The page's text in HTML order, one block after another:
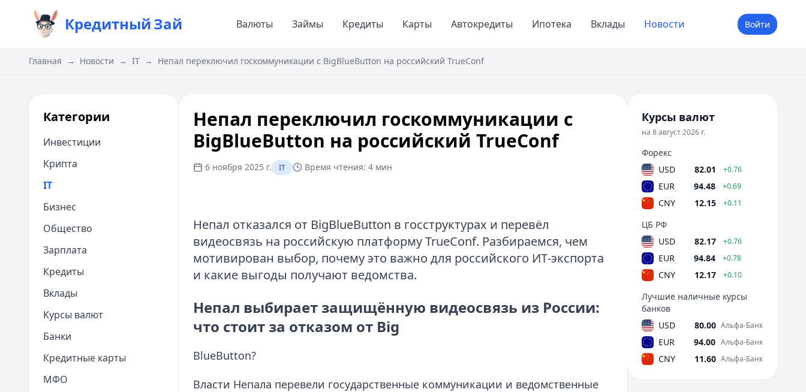
КредитныйЗай Валюты Займы Кредиты Карты Автокредиты Ипотека Вклады Новости Войти
Главная → Новости → IT → Непал переключил госкоммуникации с BigBlueButton на российский TrueConf
Категории
Инвестиции
Крипта
IT
Бизнес
Общество
Зарплата
Кредиты
Вклады
Курсы валют
Банки
Кредитные карты
МФО
Непал переключил госкоммуникации с
BigBlueButton на российский TrueConf
6 ноября 2025 г. IT Время чтения: 4 мин
Непал отказался от BigBlueButton в госструктурах и перевёл
видеосвязь на российскую платформу TrueConf. Разбираемся, чем
мотивирован выбор, почему это важно для российского ИТ‑экспорта
и какие выгоды получают ведомства.
Непал выбирает защищённую видеосвязь из России:
что стоит за отказом от Big
BlueButton?
Власти Непала перевели государственные коммуникации и ведомственные
Курсы валют
на 8 август 2026 г.
Форекс
USD
82.01 +0.76
EUR 94.48 +0.69
CNY 12.15 +0.11
ЦБ РФ
USD
82.17 +0.76
EUR 94.84 +0.78
CNY 12.17 +0.10
Лучшие наличные курсы
банков
USD
80.00 Альфа-Банк
EUR 94.00 Альфа-Банк
CNY 11.60 Альфа-Банк